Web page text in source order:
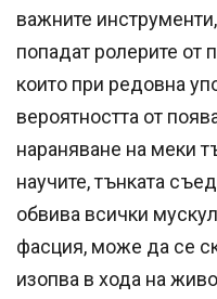
важните
попадат ролерите от
които при редовна
вероятността от
нараняване на меки
научите, тънката
обвива всички
фасция, може да се
изопва в хода на